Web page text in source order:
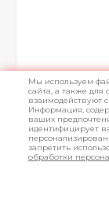
Мы используем
сайта, а также для
взаимодействуют
Информация,
ваших
идентифицирует
запретить
обработки